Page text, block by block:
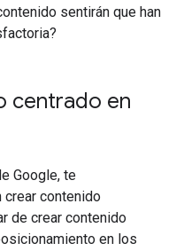
sentirán que han
centrado en
Google, te
crear contenido
de crear contenido
en los